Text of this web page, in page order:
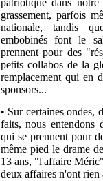
patriotique dans
grassement, parfois
nationale, tandis
embobinés font le
prennent pour des
petits collabos de la
remplacement qui en
sponsors...
• Sur certaines ondes,
faits, nous entendons
qui se prennent pour
même pied le drame
13 ans, "l'affaire
deux affaires n'ont rien